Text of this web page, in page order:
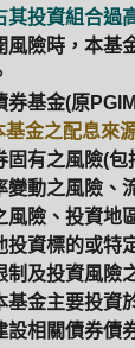
投資組合過
風險時，本基
券基金(原
基金之配息來
固有之風險(包
動之風險、
風險、投資地
投資標的或特
制及投資風險
基金主要投資
設相關債券債